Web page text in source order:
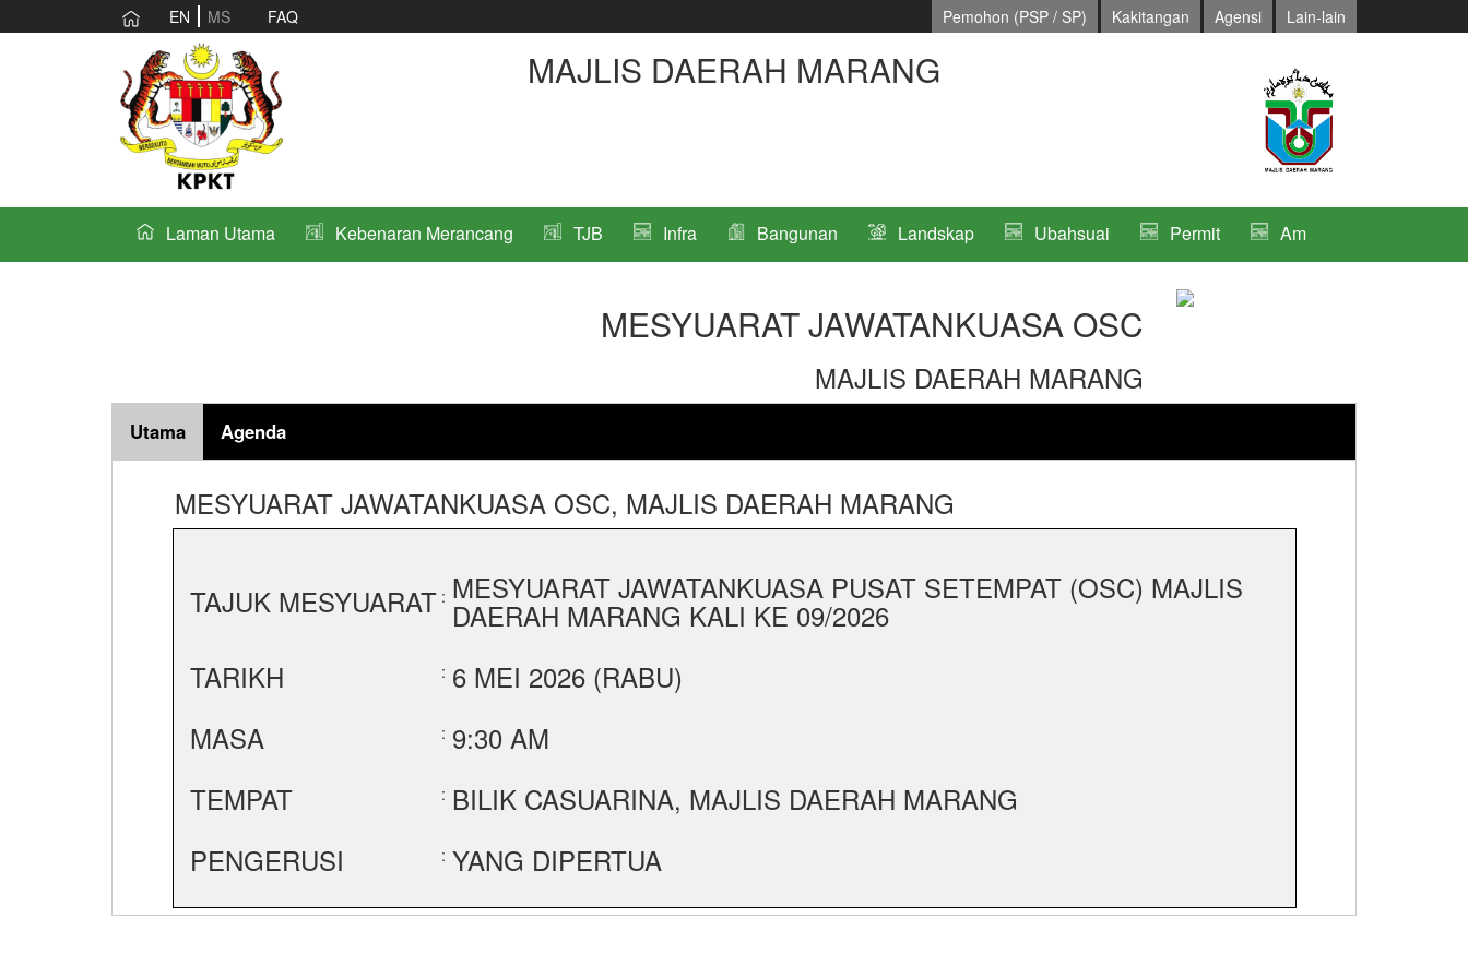
EN MS FAQ Lain-lain
Agensi
Kakitangan
Pemohon (PSP / SP)
MAJLIS DAERAH MARANG
Laman Utama Kebenaran Merancang TJB Infra Bangunan Landskap Ubahsuai Permit Am
MESYUARAT JAWATANKUASA OSC
MAJLIS DAERAH MARANG
Utama Agenda
MESYUARAT JAWATANKUASA OSC, MAJLIS DAERAH MARANG
TAJUK MESYUARAT : MESYUARAT JAWATANKUASA PUSAT SETEMPAT (OSC) MAJLIS
DAERAH MARANG KALI KE 09/2026
TARIKH
: 6 MEI 2026 (RABU)
MASA
: 9:30 AM
TEMPAT
: BILIK CASUARINA, MAJLIS DAERAH MARANG
PENGERUSI
: YANG DIPERTUA